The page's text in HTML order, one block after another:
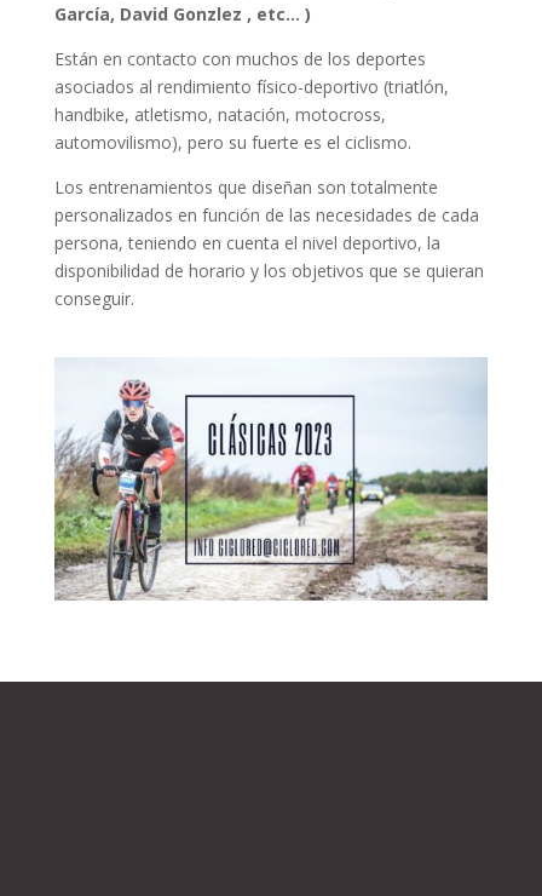
García, David Gonzlez , etc… )
Están en contacto con muchos de los deportes
asociados al rendimiento físico-deportivo (triatlón,
handbike, atletismo, natación, motocross,
automovilismo), pero su fuerte es el ciclismo.
Los entrenamientos que diseñan son totalmente
personalizados en función de las necesidades de cada
persona, teniendo en cuenta el nivel deportivo, la
disponibilidad de horario y los objetivos que se quieran
conseguir.